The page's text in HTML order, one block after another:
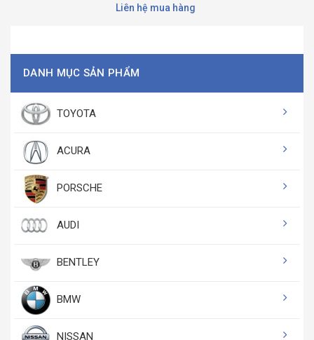
Liên hệ mua hàng
DANH MỤC SẢN PHẨM
TOYOTA
ACURA
PORSCHE
AUDI
BENTLEY
BMW
NISSAN